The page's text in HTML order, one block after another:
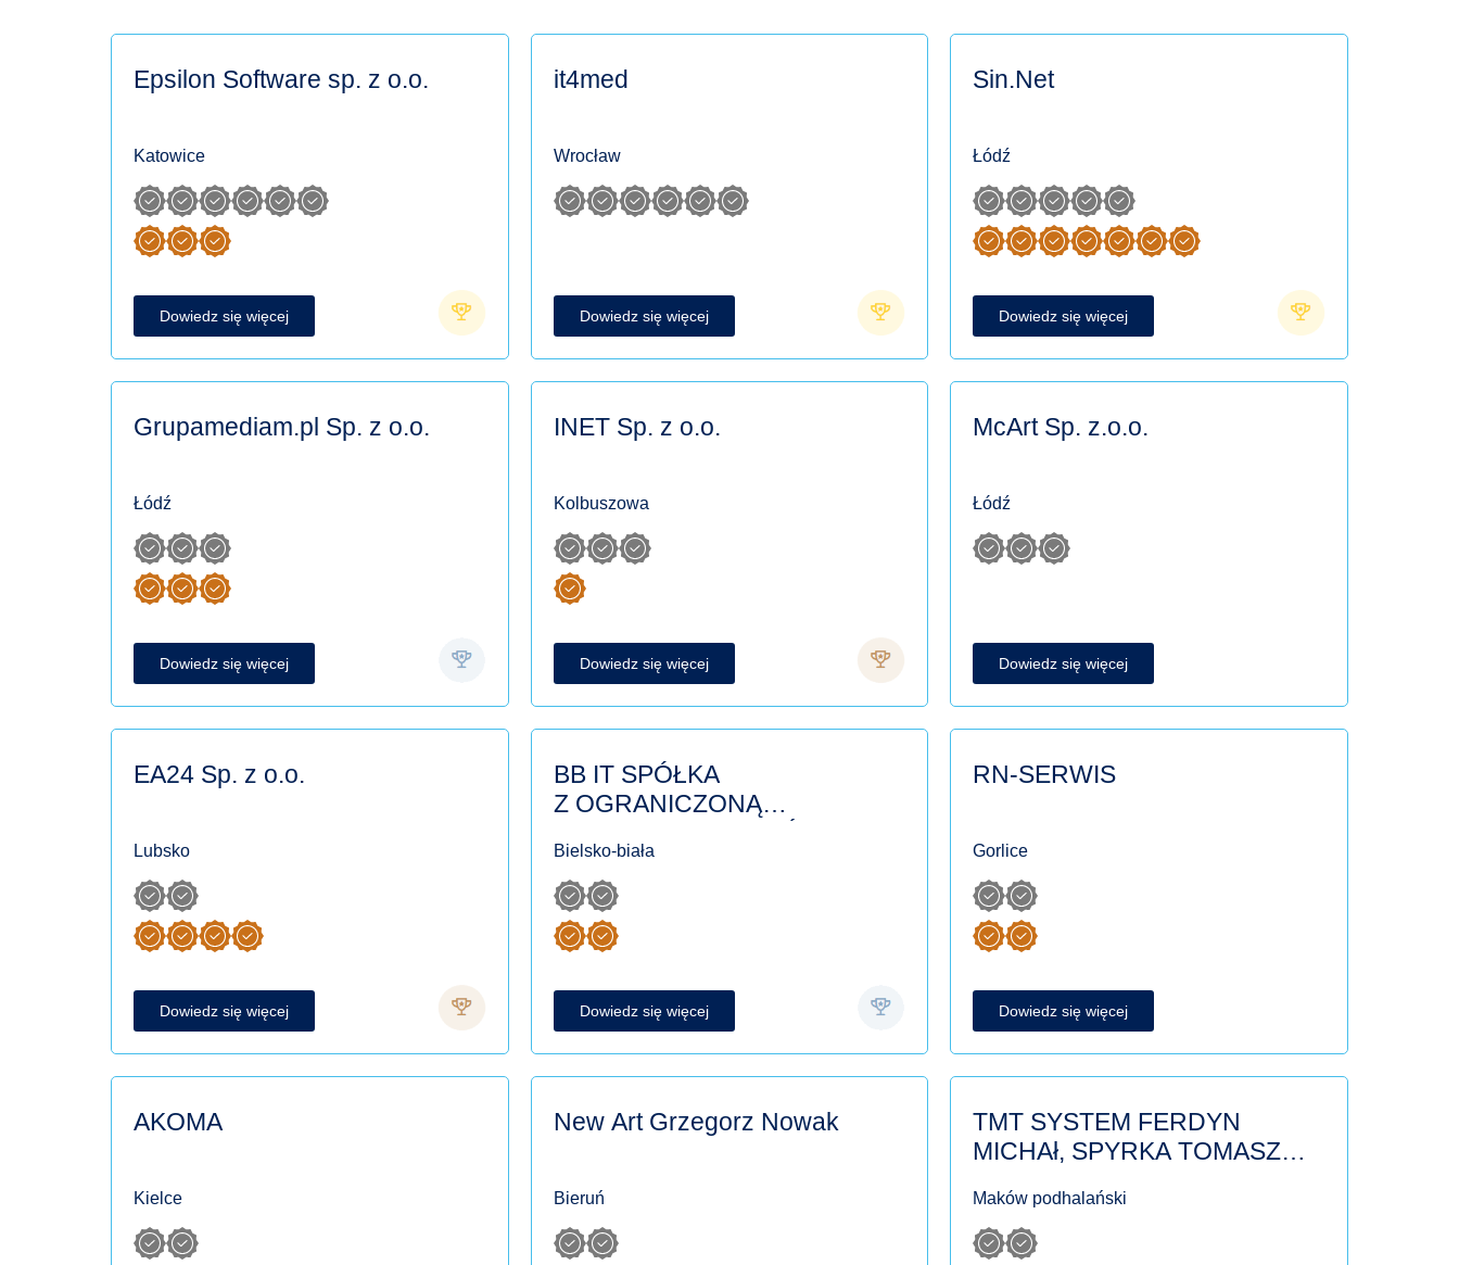
Epsilon Software sp. z o.o.
Katowice
Dowiedz się więcej
it4med
Wrocław
Dowiedz się więcej
Sin.Net
Łódź
Dowiedz się więcej
Grupamediam.pl Sp. z o.o.
Łódź
Dowiedz się więcej
INET Sp. z o.o.
Kolbuszowa
Dowiedz się więcej
McArt Sp. z.o.o.
Łódź
Dowiedz się więcej
EA24 Sp. z o.o.
Lubsko
Dowiedz się więcej
BB IT SPÓŁKA
Z OGRANICZONĄ
Bielsko-biała
Dowiedz się więcej
RN-SERWIS
Gorlice
Dowiedz się więcej
AKOMA
Kielce
New Art Grzegorz Nowak
Bieruń
TMT SYSTEM FERDYN
MICHAł, SPYRKA TOMASZ
Maków podhalański